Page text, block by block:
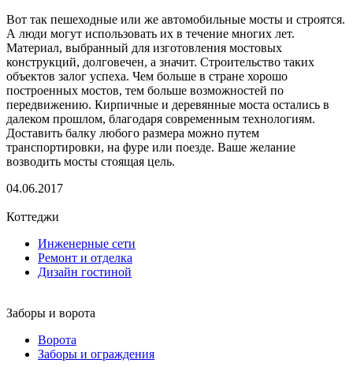
Вот так пешеходные или же автомобильные мосты и строятся.
А люди могут использовать их в течение многих лет.
Материал, выбранный для изготовления мостовых
конструкций, долговечен, а значит. Строительство таких
объектов залог успеха. Чем больше в стране хорошо
построенных мостов, тем больше возможностей по
передвижению. Кирпичные и деревянные моста остались в
далеком прошлом, благодаря современным технологиям.
Доставить балку любого размера можно путем
транспортировки, на фуре или поезде. Ваше желание
возводить мосты стоящая цель.
04.06.2017
Коттеджи
Инженерные сети
Ремонт и отделка
Дизайн гостиной
Заборы и ворота
Ворота
Заборы и ограждения